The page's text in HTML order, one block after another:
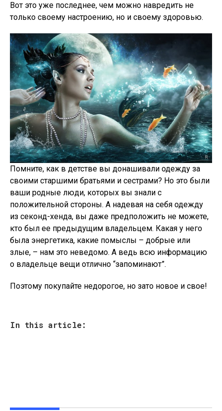
Вот это уже последнее, чем можно навредить не
только своему настроению, но и своему здоровью.
Помните, как в детстве вы донашивали одежду за
своими старшими братьями и сестрами? Но это были
ваши родные люди, которых вы знали с
положительной стороны. А надевая на себя одежду
из секонд-хенда, вы даже предположить не можете,
кто был ее предыдущим владельцем. Какая у него
была энергетика, какие помыслы – добрые или
злые, – нам это неведомо. А ведь всю информацию
о владельце вещи отлично “запоминают”.
Поэтому покупайте недорогое, но зато новое и свое!
In this article: